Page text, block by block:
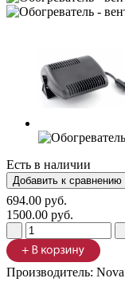
Есть в наличии
694.00 руб.
1500.00 руб.
Производитель: Nova